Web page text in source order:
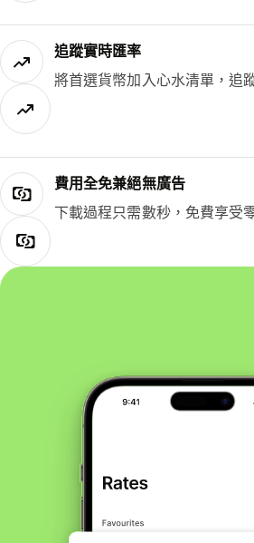
追蹤實時匯率
將首選貨幣加入心水清單，追
費用全免兼絕無廣告
下載過程只需數秒，免費享受